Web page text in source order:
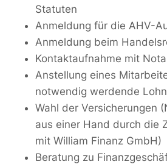
Statuten
Anmeldung für die AHV-
Anmeldung beim
Kontaktaufnahme mit
Anstellung eines
notwendig werdende
Wahl der Versicherungen
aus einer Hand durch die
mit William Finanz GmbH)
Beratung zu